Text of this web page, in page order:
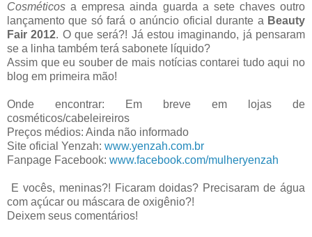
Cosméticos a empresa ainda guarda a sete chaves outro
lançamento que só fará o anúncio oficial durante a Beauty
Fair 2012. O que será?! Já estou imaginando, já pensaram
se a linha também terá sabonete líquido?
Assim que eu souber de mais notícias contarei tudo aqui no
blog em primeira mão!
Onde encontrar: Em breve em lojas de
cosméticos/cabeleireiros
Preços médios: Ainda não informado
Site oficial Yenzah: www.yenzah.com.br
Fanpage Facebook: www.facebook.com/mulheryenzah
E vocês, meninas?! Ficaram doidas? Precisaram de água
com açúcar ou máscara de oxigênio?!
Deixem seus comentários!